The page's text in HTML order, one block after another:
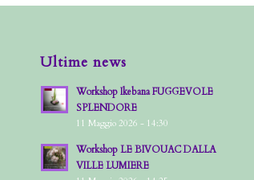
Ultime news
Workshop Ikebana FUGGEVOLE
SPLENDORE
11 Maggio 2026 - 14:30
Workshop LE BIVOUAC DALLA
VILLE LUMIERE